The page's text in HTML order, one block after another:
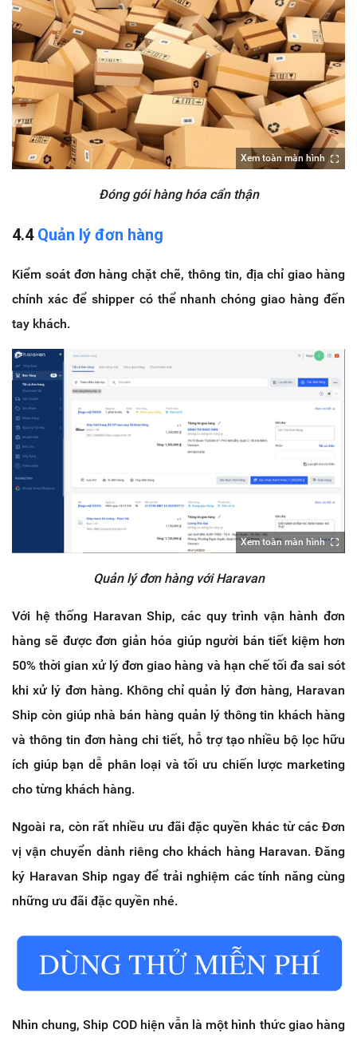
Xem toàn màn hình
Đóng gói hàng hóa cẩn thận
4.4 Quản lý đơn hàng
Kiểm soát đơn hàng chặt chẽ, thông tin, địa chỉ giao hàng
chính xác để shipper có thể nhanh chóng giao hàng đến
tay khách.
Xem toàn màn hình
Quản lý đơn hàng với Haravan
Với hệ thống Haravan Ship, các quy trình vận hành đơn
hàng sẽ được đơn giản hóa giúp người bán tiết kiệm hơn
50% thời gian xử lý đơn giao hàng và hạn chế tối đa sai sót
khi xử lý đơn hàng. Không chỉ quản lý đơn hàng, Haravan
Ship còn giúp nhà bán hàng quản lý thông tin khách hàng
và thông tin đơn hàng chi tiết, hỗ trợ tạo nhiều bộ lọc hữu
ích giúp bạn dễ phân loại và tối ưu chiến lược marketing
cho từng khách hàng.
Ngoài ra, còn rất nhiều ưu đãi đặc quyền khác từ các Đơn
vị vận chuyển dành riêng cho khách hàng Haravan. Đăng
ký Haravan Ship ngay để trải nghiệm các tính năng cùng
những ưu đãi đặc quyền nhé.
Nhìn chung, Ship COD hiện vẫn là một hình thức giao hàng